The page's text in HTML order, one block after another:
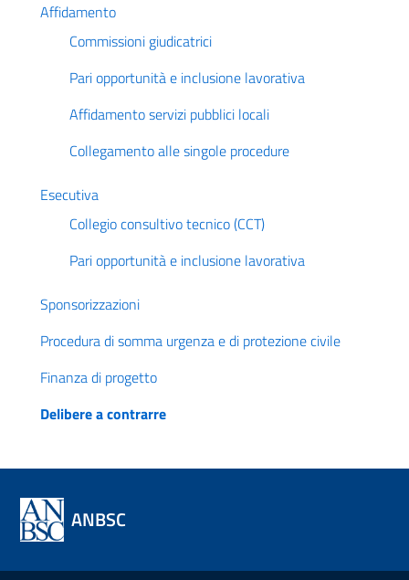
Affidamento
Commissioni giudicatrici
Pari opportunità e inclusione lavorativa
Affidamento servizi pubblici locali
Collegamento alle singole procedure
Esecutiva
Collegio consultivo tecnico (CCT)
Pari opportunità e inclusione lavorativa
Sponsorizzazioni
Procedura di somma urgenza e di protezione civile
Finanza di progetto
Delibere a contrarre
ANBSC